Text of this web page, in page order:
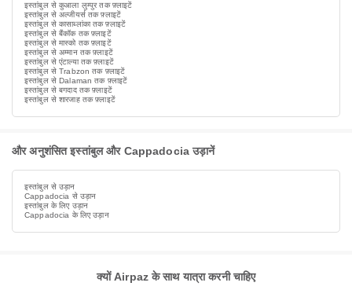
इस्तांबुल से कुआला लुम्पुर तक फ़्लाइटें
इस्तांबुल से अल्जीयर्स तक फ़्लाइटें
इस्तांबुल से कासाब्लांका तक फ़्लाइटें
इस्तांबुल से बैंकॉक तक फ़्लाइटें
इस्तांबुल से मास्को तक फ़्लाइटें
इस्तांबुल से अम्मान तक फ़्लाइटें
इस्तांबुल से एंटाल्या तक फ़्लाइटें
इस्तांबुल से Trabzon तक फ़्लाइटें
इस्तांबुल से Dalaman तक फ़्लाइटें
इस्तांबुल से बगदाद तक फ़्लाइटें
इस्तांबुल से शारजाह तक फ़्लाइटें
और अनुशंसित इस्तांबुल और Cappadocia उड़ानें
इस्तांबुल से उड़ान
Cappadocia से उड़ान
इस्तांबुल के लिए उड़ान
Cappadocia के लिए उड़ान
क्यों Airpaz के साथ यात्रा करनी चाहिए